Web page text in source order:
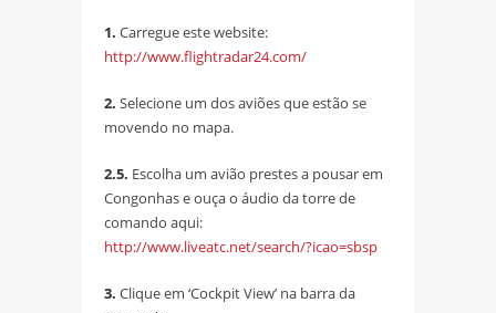
1. Carregue este website:
http://www.flightradar24.com/
2. Selecione um dos aviões que estão se
movendo no mapa.
2.5. Escolha um avião prestes a pousar em
Congonhas e ouça o áudio da torre de
comando aqui:
http://www.liveatc.net/search/?icao=sbsp
3. Clique em ‘Cockpit View’ na barra da